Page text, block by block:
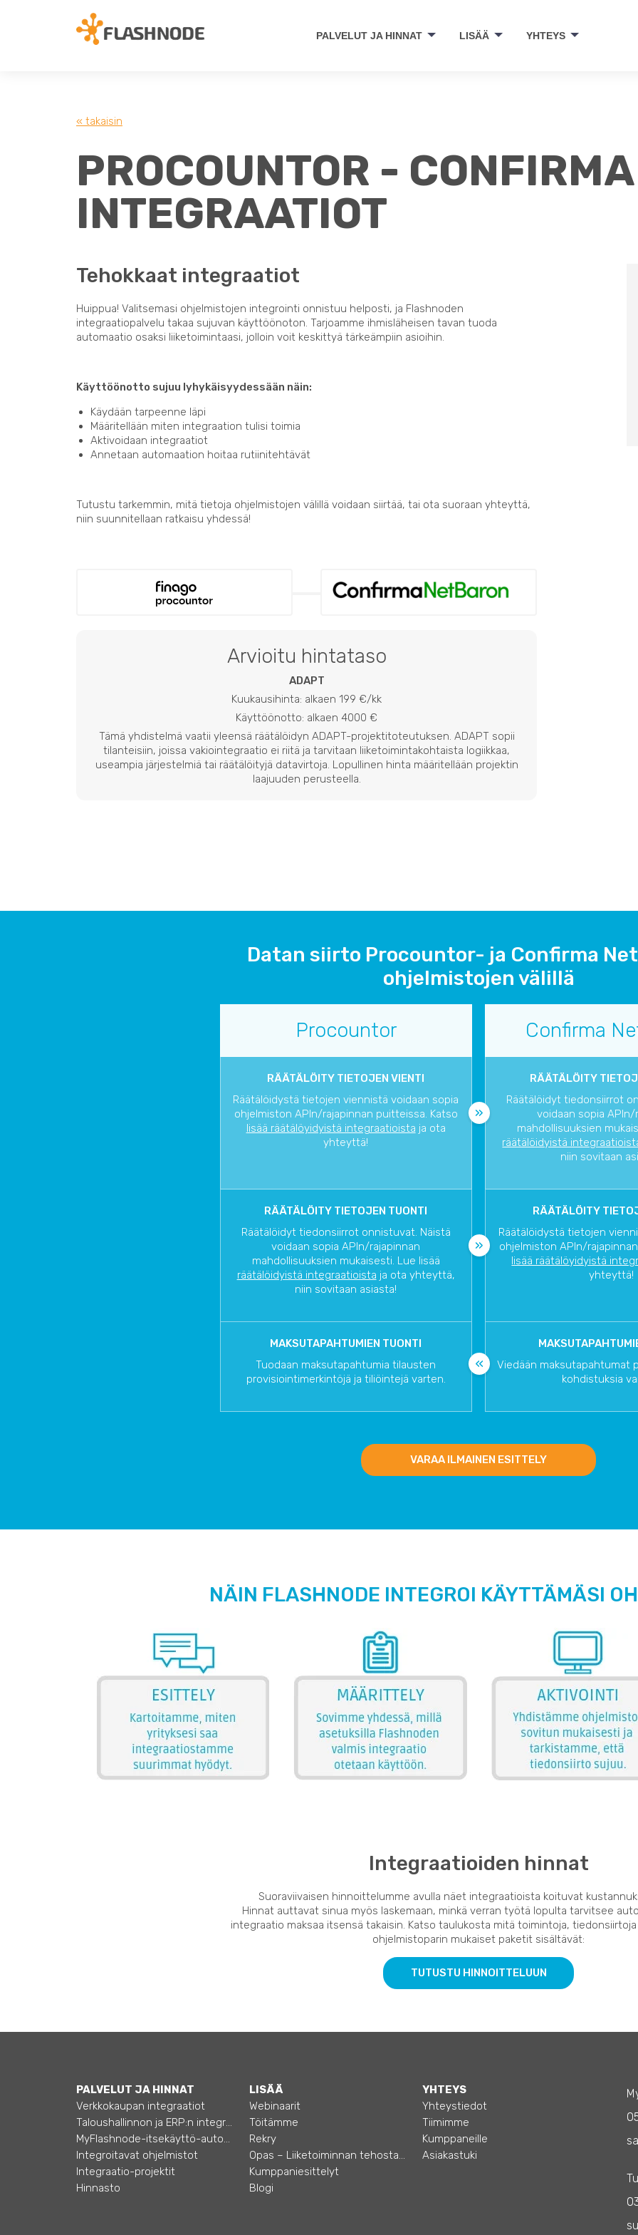
PALVELUT JA HINNAT LISÄÄ YHTEYS
« takaisin
PROCOUNTOR -
INTEGRAATIOT
Tehokkaat integraatiot
Huippua! Valitsemasi ohjelmistojen integrointi onnistuu helposti, ja Flashnoden
integraatiopalvelu takaa sujuvan käyttöönoton. Tarjoamme ihmisläheisen tavan tuoda
automaatio osaksi liiketoimintaasi, jolloin voit keskittyä tärkeämpiin asioihin.
Käyttöönotto sujuu lyhykäisyydessään näin:
Käydään tarpeenne läpi
Määritellään miten integraation tulisi toimia
Aktivoidaan integraatiot
Annetaan automaation hoitaa rutiinitehtävät
Tutustu tarkemmin, mitä tietoja ohjelmistojen välillä voidaan siirtää, tai ota suoraan yhteyttä,
niin suunnitellaan ratkaisu yhdessä!
Arvioitu hintataso
ADAPT
Kuukausihinta: alkaen 199 €/kk
Käyttöönotto: alkaen 4000 €
Tämä yhdistelmä vaatii yleensä räätälöidyn ADAPT-projektitoteutuksen. ADAPT sopii
tilanteisiin, joissa vakiointegraatio ei riitä ja tarvitaan liiketoimintakohtaista logiikkaa,
useampia järjestelmiä tai räätälöityjä datavirtoja. Lopullinen hinta määritellään projektin
laajuuden perusteella.
Datan siirto Procountor- ja Confirma
ohjelmistojen välillä
Procountor Confirma
RÄÄTÄLÖITY TIETOJEN VIENTI
Räätälöidystä tietojen viennistä voidaan sopia
ohjelmiston APIn/rajapinnan puitteissa. Katso
lisää räätälöyidyistä integraatioista ja ota
yhteyttä!
RÄÄTÄLÖITY
Räätälöidyt tiedonsiirrot
voidaan sopia APIn/
mahdollisuuksien
räätälöidyistä
niin sovitaan
RÄÄTÄLÖITY TIETOJEN TUONTI
Räätälöidyt tiedonsiirrot onnistuvat. Näistä
voidaan sopia APIn/rajapinnan
mahdollisuuksien mukaisesti. Lue lisää
räätälöidyistä integraatioista ja ota yhteyttä,
niin sovitaan asiasta!
RÄÄTÄLÖITY
Räätälöidystä tietojen
ohjelmiston APIn/
lisää räätälöyidyistä
yhteyttä!
MAKSUTAPAHTUMIEN TUONTI
Tuodaan maksutapahtumia tilausten
provisiointimerkintöjä ja tiliöintejä varten.
Viedään maksutapahtumat
kohdistuksia
VARAA ILMAINEN ESITTELY
NÄIN FLASHNODE INTEGROI KÄYTTÄMÄSI
Integraatioiden hinnat
Suoraviivaisen hinnoittelumme avulla näet integraatioista koituvat
Hinnat auttavat sinua myös laskemaan, minkä verran työtä lopulta tarvitsee
integraatio maksaa itsensä takaisin. Katso taulukosta mitä toimintoja,
ohjelmistoparin mukaiset paketit sisältävät:
TUTUSTU HINNOITTELUUN
PALVELUT JA HINNAT
Verkkokaupan integraatiot
Taloushallinnon ja ERP:n integraatiot
MyFlashnode-itsekäyttö-automaatio
Integroitavat ohjelmistot
Integraatio-projektit
Hinnasto
LISÄÄ
Webinaarit
Töitämme
Rekry
Opas – Liiketoiminnan tehostamiseen
Kumppaniesittelyt
Blogi
YHTEYS
Yhteystiedot
Tiimimme
Kumppaneille
Asiakastuki